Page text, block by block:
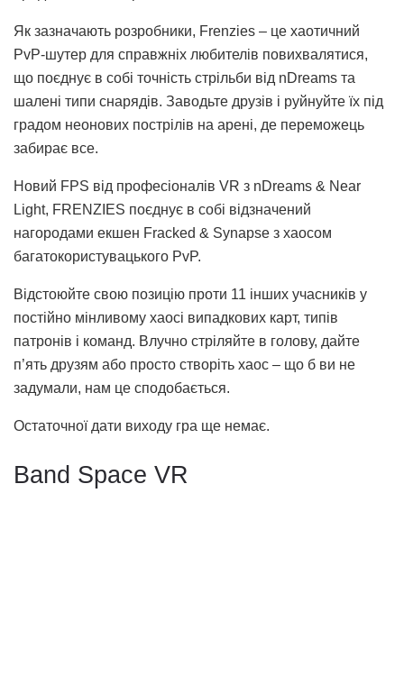
Як зазначають розробники, Frenzies – це хаотичний
PvP-шутер для справжніх любителів повихвалятися,
що поєднує в собі точність стрільби від nDreams та
шалені типи снарядів. Заводьте друзів і руйнуйте їх під
градом неонових пострілів на арені, де переможець
забирає все.
Новий FPS від професіоналів VR з nDreams & Near
Light, FRENZIES поєднує в собі відзначений
нагородами екшен Fracked & Synapse з хаосом
багатокористувацького PvP.
Відстоюйте свою позицію проти 11 інших учасників у
постійно мінливому хаосі випадкових карт, типів
патронів і команд. Влучно стріляйте в голову, дайте
п’ять друзям або просто створіть хаос – що б ви не
задумали, нам це сподобається.
Остаточної дати виходу гра ще немає.
Band Space VR